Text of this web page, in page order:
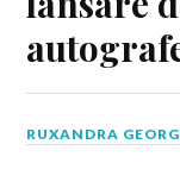
RUXANDRA